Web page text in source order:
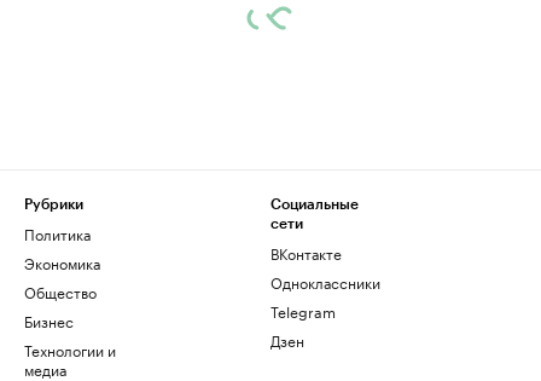
Рубрики
Политика
Экономика
Общество
Бизнес
Технологии и
медиа
Социальные
сети
ВКонтакте
Одноклассники
Telegram
Дзен